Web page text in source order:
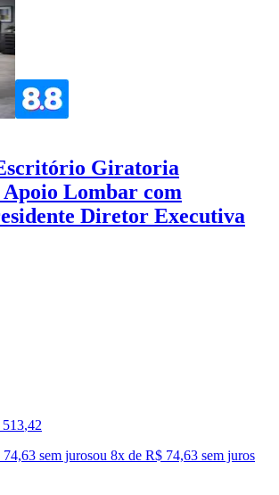
Giratoria
Lombar com
Diretor Executiva
513,42
sem jurosou 8x de R$ 74,63 sem juros